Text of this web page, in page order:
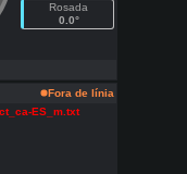
Rosada
0.0°
Fora de línia
ES_m.txt